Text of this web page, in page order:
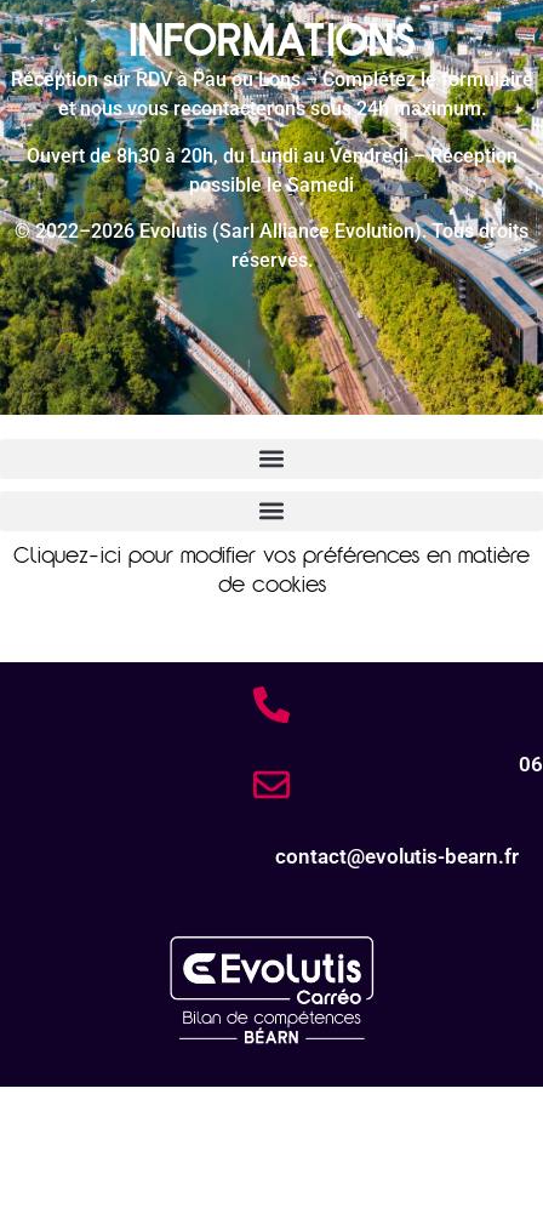
INFORMATIONS
Réception sur RDV à Pau ou Lons – Complétez le formulaire
et nous vous recontacterons sous 24h maximum.
Ouvert de 8h30 à 20h, du Lundi au Vendredi – Réception
possible le Samedi
© 2022–2026 Evolutis (Sarl Alliance Evolution). Tous droits
réservés.
Cliquez-ici pour modifier vos préférences en matière
de cookies
contact@evolutis-bearn.fr